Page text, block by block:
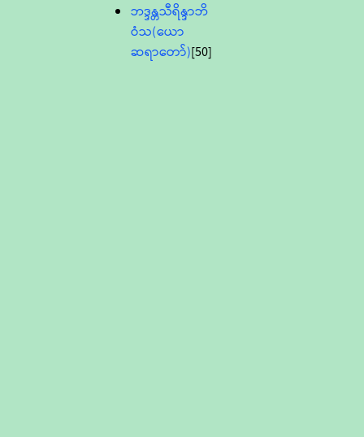
ဘဒ္ဒန္တသီရိန္ဒာဘိ
ဝံသ(ယော
ဆရာတော်)[50]